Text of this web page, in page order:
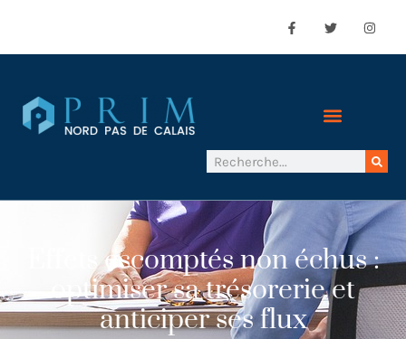
Effets escomptés non échus :
optimiser sa trésorerie et
anticiper ses flux